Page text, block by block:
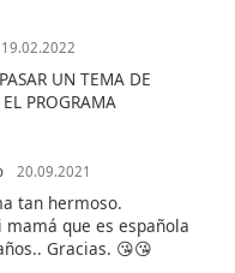
19.02.2022
UN TEMA DE
PROGRAMA
20.09.2021
tan hermoso.
mamá que es española
Gracias. 😘😘